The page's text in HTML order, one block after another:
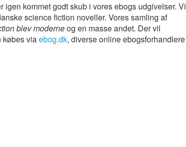
kommet godt skub i vores ebogs udgivelser. Vi
science fiction noveller. Vores samling af
blev moderneog en masse andet. Der vil
købes viaebog.dk, diverse online ebogsforhandlere